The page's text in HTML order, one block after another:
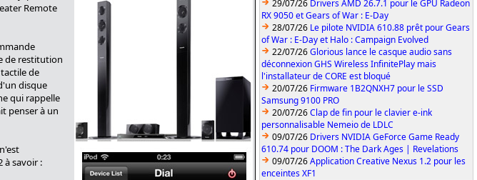
29/07/26 Drivers AMD 26.7.1 pour le GPU Radeon
RX 9050 et Gears of War : E-Day
28/07/26 Le pilote NVIDIA 610.88 prêt pour Gears
of War : E-Day et Halo : Campaign Evolved
22/07/26Glorious lance le casque audio sans
déconnexion GHS Wireless InfinitePlay mais
l'installateur de CORE est bloqué
20/07/26 Firmware 1B2QNXH7 pour le SSD
Samsung 9100 PRO
20/07/26Clap de fin pour le clavier e-ink
personnalisable Nemeio de LDLC
09/07/26 Drivers NVIDIA GeForce Game Ready
610.74 pour DOOM : The Dark Ages | Revelations
09/07/26Application Creative Nexus 1.2 pour les
enceintes XF1
Remote
de restitution
de
disque
qui rappelle
penser à un
à savoir :